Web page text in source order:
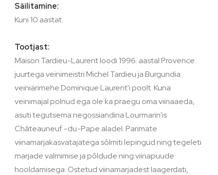
Säilitamine:
Kuni 10 aastat.
Tootjast:
Maison Tardieu-Laurent loodi 1996. aastal Provence
juurtega veinimeistri Michel Tardieu ja Burgundia
veiniärimehe Dominique Laurent'i poolt. Kuna
veinimajal polnud ega ole ka praegu oma viinaaeda,
asuti tegutsema negossiandina Lourmarin'is
Châteauneuf -du-Pape aladel. Parimate
viinamarjakasvatajatega sõlmiti lepingud ning tegeleti
marjade valmimise ja põldude ning viinapuude
hooldamisega. Ostetud viinamarjadest laagerdati,